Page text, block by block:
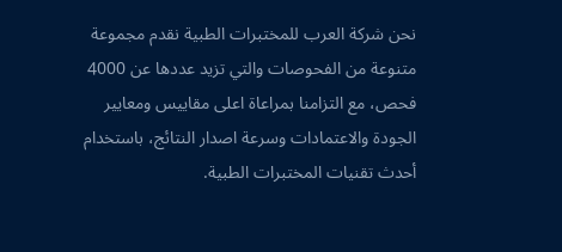
نحن شركة العرب للمختبرات الطبية نقدم مجموعة
متنوعة من الفحوصات والتي تزيد عددها عن 4000
فحص، مع التزامنا بمراعاة اعلى مقاييس ومعايير
الجودة والاعتمادات وسرعة اصدار النتائج، باستخدام
أحدث تقنيات المختبرات الطبية.